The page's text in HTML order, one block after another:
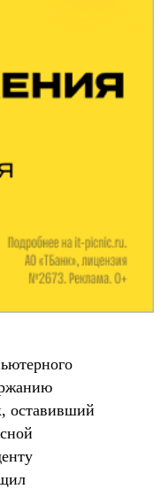
оставивший